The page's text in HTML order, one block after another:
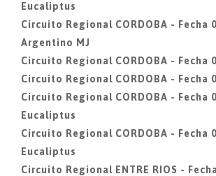
Eucaliptus
Circuito Regional CORDOBA - Fecha
Argentino MJ
Circuito Regional CORDOBA - Fecha
Circuito Regional CORDOBA - Fecha
Circuito Regional CORDOBA - Fecha
Eucaliptus
Circuito Regional CORDOBA - Fecha
Eucaliptus
Circuito Regional ENTRE RIOS -